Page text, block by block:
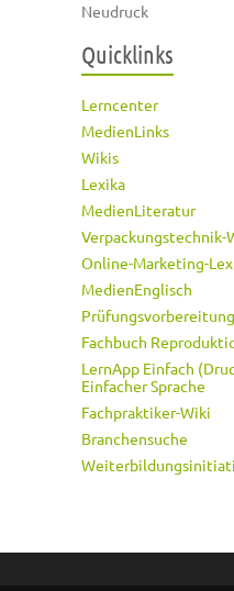
Neudruck
Quicklinks
Lerncenter
MedienLinks
Wikis
Lexika
MedienLiteratur
Verpackungstechnik-
Online-Marketing-
MedienEnglisch
Prüfungsvorbereitung
Fachbuch
LernApp Einfach
Einfacher Sprache
Fachpraktiker-Wiki
Branchensuche